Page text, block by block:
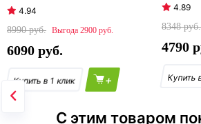
4.94
8990
2900
6090
+
4.89
8348
4790
С этим товаром